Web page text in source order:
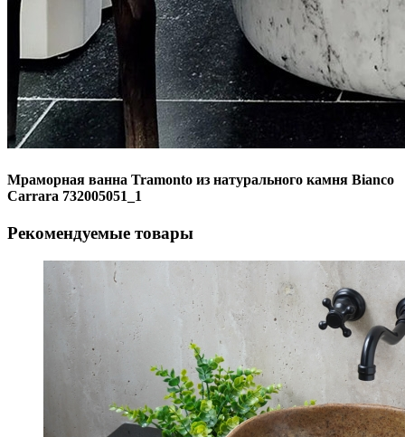
Мраморная ванна Tramonto из натурального камня Bianco
Carrara 732005051_1
Рекомендуемые товары